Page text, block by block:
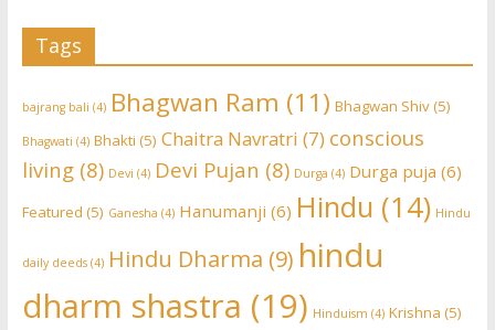
Tags
bajrang bali (4) Bhagwan Ram (11) Bhagwan Shiv(5)
Bhagwati (4) Bhakti (5) Chaitra Navratri (7) conscious
living(8) Devi (4) Devi Pujan (8) Durga (4) Durga puja (6)
Featured (5) Ganesha (4) Hanumanji (6) Hindu (14) Hindu
daily deeds(4) Hindu Dharma (9) hindu
dharm shastra (19) Hinduism (4) Krishna (5)